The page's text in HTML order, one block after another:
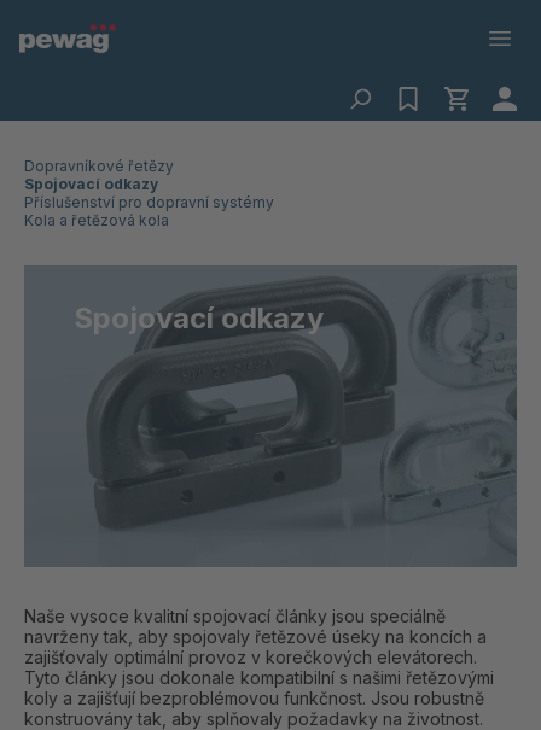
Dopravníkové řetězy
Spojovací odkazy
Příslušenství pro dopravní systémy
Kola a řetězová kola
Spojovací odkazy
Naše vysoce kvalitní spojovací články jsou speciálně
navrženy tak, aby spojovaly řetězové úseky na koncích a
zajišťovaly optimální provoz v korečkových elevátorech.
Tyto články jsou dokonale kompatibilní s našimi řetězovými
koly a zajišťují bezproblémovou funkčnost. Jsou robustně
konstruovány tak, aby splňovaly požadavky na životnost.